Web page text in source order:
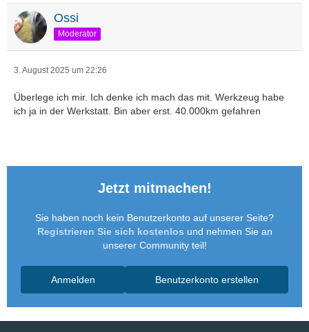
Ossi
Moderator
3. August 2025 um 22:26
Überlege ich mir. Ich denke ich mach das mit. Werkzeug habe
ich ja in der Werkstatt. Bin aber erst. 40.000km gefahren
Jetzt mitmachen!
Sie haben noch kein Benutzerkonto auf unserer Seite?
Registrieren Sie sich kostenlos und nehmen Sie an
unserer Community teil!
Benutzerkonto erstellen
Anmelden